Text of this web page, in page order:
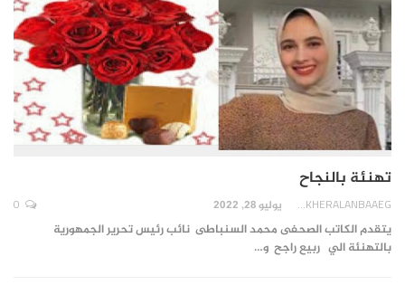
تهنئة بالنجاح
AKHERALANBAAEG يوليو 28, 2022
يتقدم الكاتب الصحفى محمد السنباطى نائب رئيس تحرير الجمهورية
بالتهنئة الي ربيع راجح و…